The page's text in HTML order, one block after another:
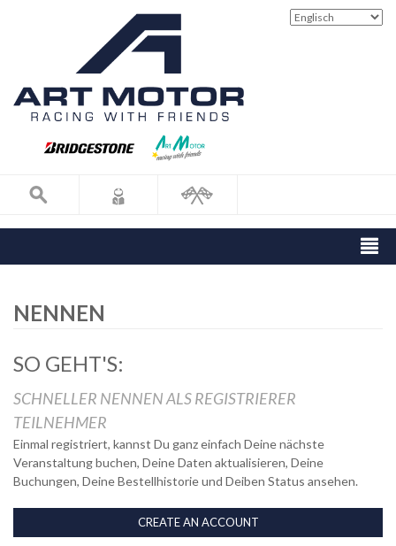
NENNEN
SO GEHT'S:
SCHNELLER NENNEN ALS REGISTRIERER
TEILNEHMER
Einmal registriert, kannst Du ganz einfach Deine nächste
Veranstaltung buchen, Deine Daten aktualisieren, Deine
Buchungen, Deine Bestellhistorie und Deiben Status ansehen.
CREATE AN ACCOUNT